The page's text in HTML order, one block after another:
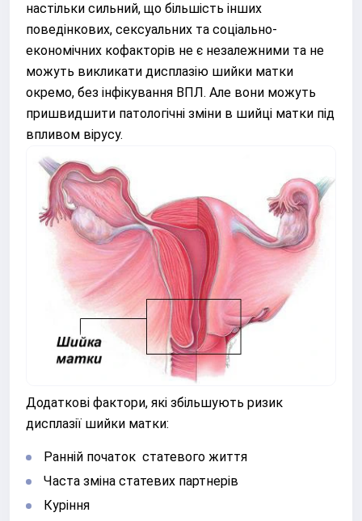
настільки сильний, що більшість інших
поведінкових, сексуальних та соціально-
економічних кофакторів не є незалежними та не
можуть викликати дисплазію шийки матки
окремо, без інфікування ВПЛ. Але вони можуть
пришвидшити патологічні зміни в шийці матки під
впливом вірусу.
Додаткові фактори, які збільшують ризик
дисплазії шийки матки:
Ранній початок статевого життя
Часта зміна статевих партнерів
Куріння